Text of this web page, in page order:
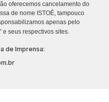
oferecemos cancelamento do
de nome ISTOÉ, tampouco
apenas pelo
” e seus respectivos sites.
de Imprensa: